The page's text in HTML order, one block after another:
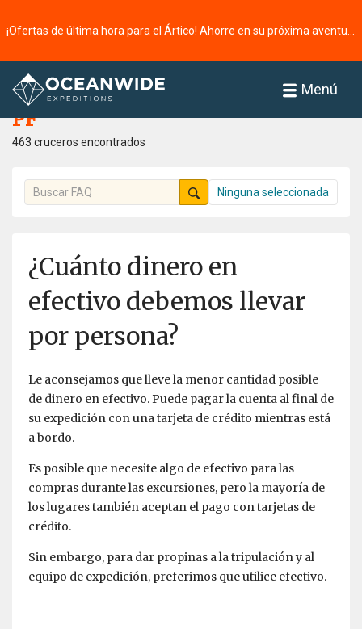
Menú
Página principal
PF
463 cruceros encontrados
Ninguna seleccionada
¿Cuánto dinero en
efectivo debemos llevar
por persona?
Le aconsejamos que lleve la menor cantidad posible
de dinero en efectivo. Puede pagar la cuenta al final de
su expedición con una tarjeta de crédito mientras está
a bordo.
Es posible que necesite algo de efectivo para las
compras durante las excursiones, pero la mayoría de
los lugares también aceptan el pago con tarjetas de
crédito.
Sin embargo, para dar propinas a la tripulación y al
equipo de expedición, preferimos que utilice efectivo.